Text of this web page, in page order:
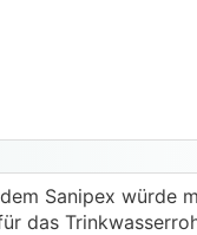
Sanipex würde
das